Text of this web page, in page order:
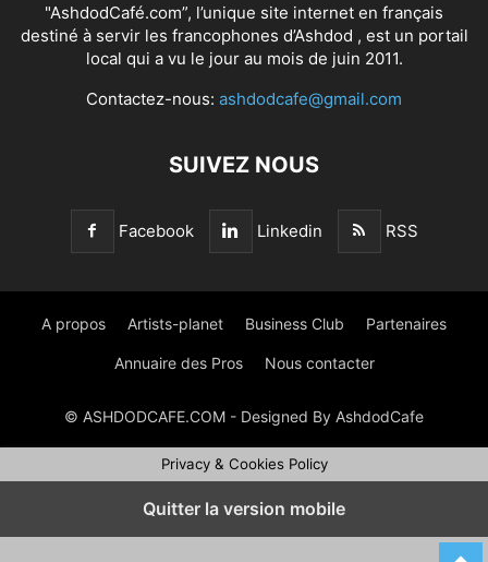
"AshdodCafé.com”, l’unique site internet en français
destiné à servir les francophones d’Ashdod , est un portail
local qui a vu le jour au mois de juin 2011.
Contactez-nous: ashdodcafe@gmail.com
SUIVEZ NOUS
Facebook Linkedin RSS
A propos Artists-planet Business Club Partenaires
Annuaire des Pros Nous contacter
© ASHDODCAFE.COM - Designed By AshdodCafe
Privacy & Cookies Policy
Quitter la version mobile